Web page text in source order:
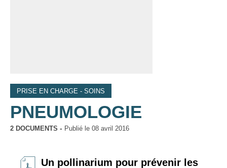
PRISE EN CHARGE - SOINS
PNEUMOLOGIE
2 DOCUMENTS Publié le 08 avril 2016
Un pollinarium pour prévenir les